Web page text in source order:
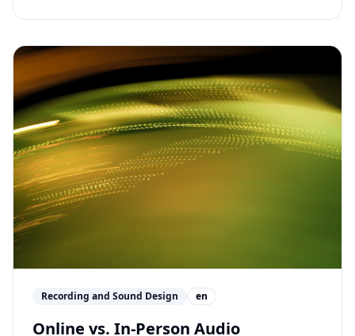
Recording and Sound Design en
Online vs. In-Person Audio